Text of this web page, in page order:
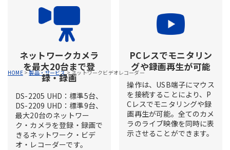
HOME>製品・サービス>ネットワークビデオレコーダー
ネットワークカメラ
を最大20台まで登
録・録画
DS-2205 UHD：標準5台、
DS-2209 UHD：標準9台、
最大20台のネットワー
ク・カメラを登録・録画で
きるネットワーク・ビデ
オ・レコーダーです。
PCレスでモニタリン
グや録画再生が可能
操作は、USB端子にマウス
を接続することにより、P
Cレスでモニタリングや録
画再生が可能。全てのカメ
ラのライブ映像を同時に表
示させることができます。